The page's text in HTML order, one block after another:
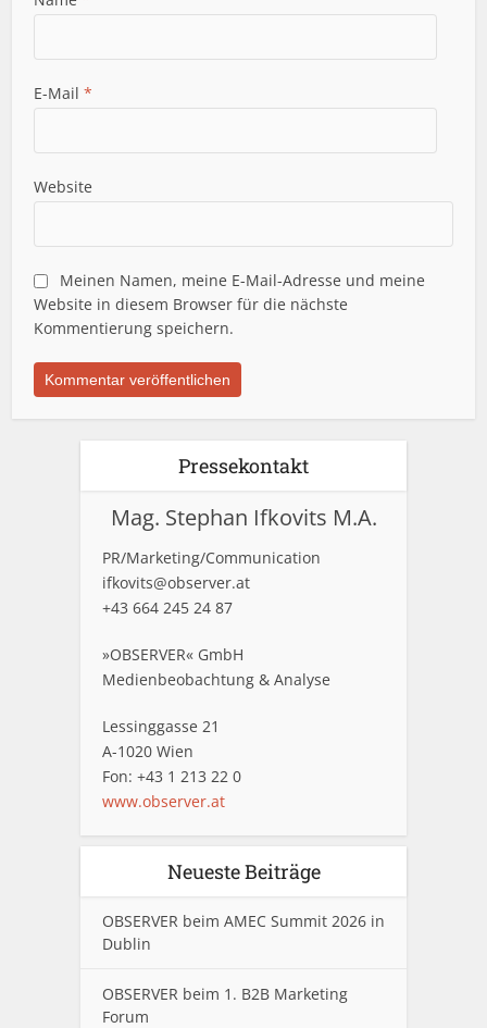
E-Mail*
Website
Meinen Namen, meine E-Mail-Adresse und meine
Website in diesem Browser für die nächste
Kommentierung speichern.
Pressekontakt
Mag. Stephan Ifkovits M.A.
PR/Marketing/Communication
ifkovits@observer.at
+43 664 245 24 87
»OBSERVER« GmbH
Medienbeobachtung & Analyse
Lessinggasse 21
A-1020 Wien
Fon: +43 1 213 22 0
www.observer.at
Neueste Beiträge
OBSERVER beim AMEC Summit 2026 in
Dublin
OBSERVER beim 1. B2B Marketing
Forum